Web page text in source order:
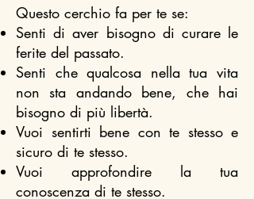
Questo cerchio fa per te se:
Senti di aver bisogno di curare le
ferite del passato.
Senti che qualcosa nella tua vita
non sta andando bene, che hai
bisogno di più libertà.
Vuoi sentirti bene con te stesso e
sicuro di te stesso.
Vuoi approfondire la tua
conoscenza di te stesso.